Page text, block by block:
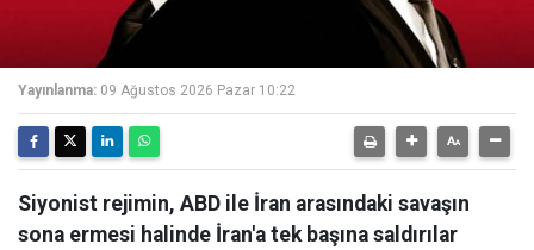
Yayınlanma: 09 Ağustos 2026 Pazar 10:22
Siyonist rejimin, ABD ile İran arasındaki savaşın
sona ermesi halinde İran'a tek başına saldırılar